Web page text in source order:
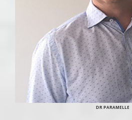
DR PARAMELLE